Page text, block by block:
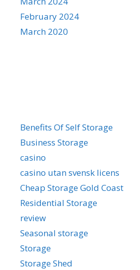
February 2024
March 2020
Benefits Of Self Storage
Business Storage
casino
casino utan svensk licens
Cheap Storage Gold Coast
Residential Storage
review
Seasonal storage
Storage
Storage Shed